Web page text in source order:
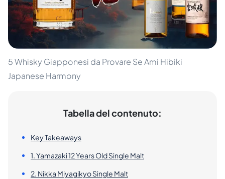
5 Whisky Giapponesi da Provare Se Ami Hibiki
Japanese Harmony
Tabella del contenuto:
Key Takeaways
1. Yamazaki 12 Years Old Single Malt
2. Nikka Miyagikyo Single Malt